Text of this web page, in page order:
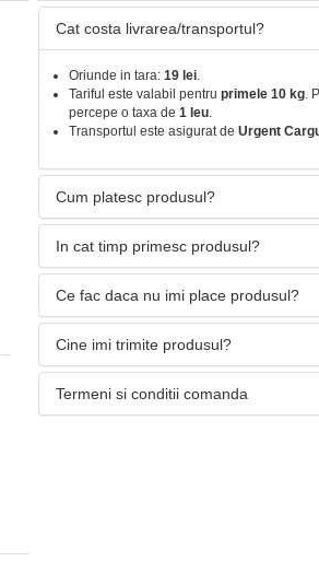
Cat costa livrarea/transportul?
Oriunde in tara: 19 lei.
Tariful este valabil pentru primele 10 kg.
percepe o taxa de 1 leu.
Transportul este asigurat de Urgent
Cum platesc produsul?
In cat timp primesc produsul?
Ce fac daca nu imi place produsul?
Cine imi trimite produsul?
Termeni si conditii comanda